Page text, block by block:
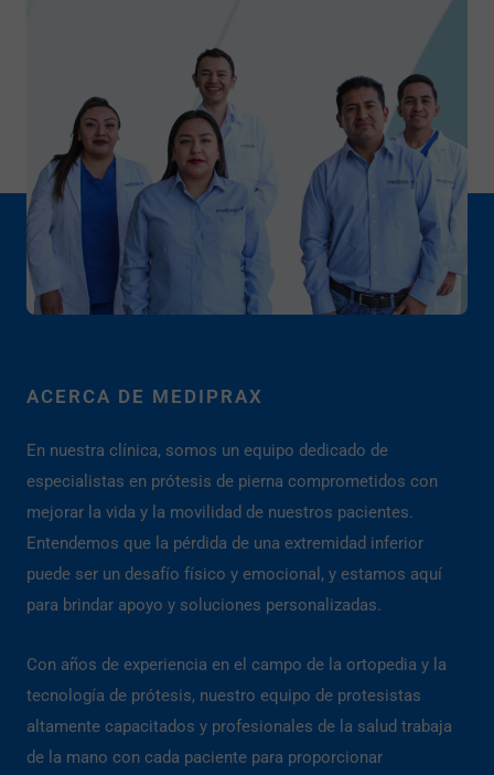
ACERCA DE MEDIPRAX
En nuestra clínica, somos un equipo dedicado de
especialistas en prótesis de pierna comprometidos con
mejorar la vida y la movilidad de nuestros pacientes.
Entendemos que la pérdida de una extremidad inferior
puede ser un desafío físico y emocional, y estamos aquí
para brindar apoyo y soluciones personalizadas.
Con años de experiencia en el campo de la ortopedia y la
tecnología de prótesis, nuestro equipo de protesistas
altamente capacitados y profesionales de la salud trabaja
de la mano con cada paciente para proporcionar